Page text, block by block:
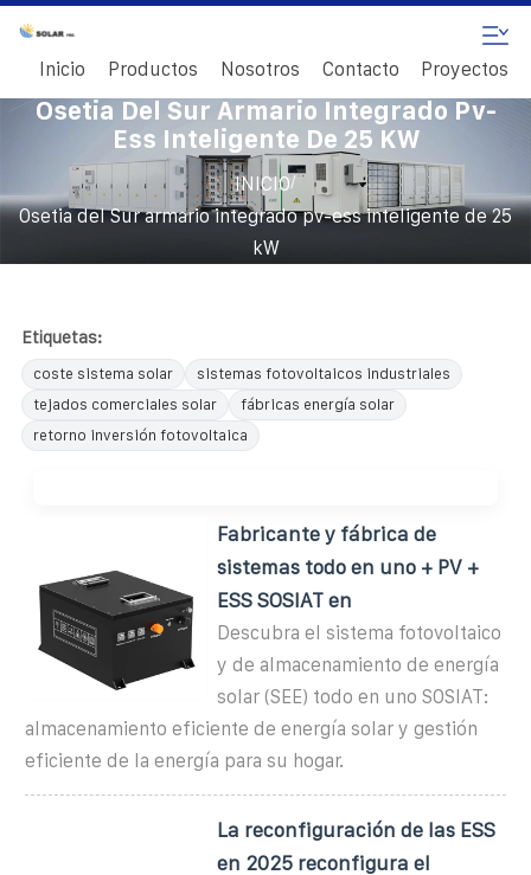
Inicio Productos Nosotros Contacto Proyectos
Osetia Del Sur Armario Integrado Pv-
Ess Inteligente De 25 KW
INICIO/
Osetia del Sur armario integrado pv-ess inteligente de 25
kW
Etiquetas:
coste sistema solar
sistemas fotovoltaicos industriales
tejados comerciales solar
fábricas energía solar
retorno inversión fotovoltaica
Fabricante y fábrica de
sistemas todo en uno + PV +
ESS SOSIAT en
Descubra el sistema fotovoltaico
y de almacenamiento de energía
solar (SEE) todo en uno SOSIAT:
almacenamiento eficiente de energía solar y gestión
eficiente de la energía para su hogar.
La reconfiguración de las ESS
en 2025 reconfigura el